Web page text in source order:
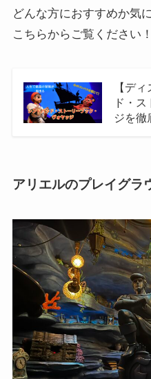
どんな方におすすめか気
こちらからご覧ください！
【デ
ド・
ジを徹
アリエルのプレイグラ